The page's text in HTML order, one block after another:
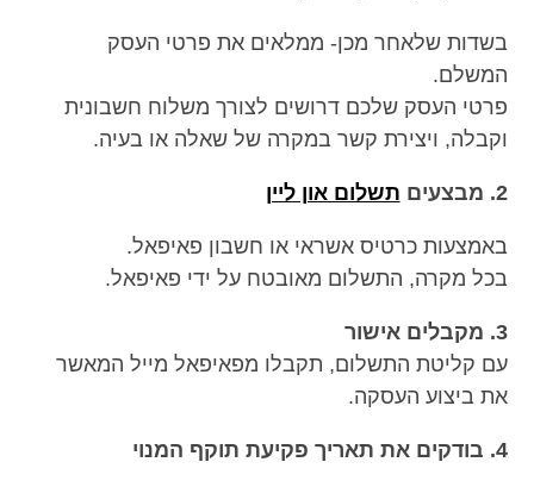
בשדות שלאחר מכן- ממלאים את פרטי העסק
המשלם.
פרטי העסק שלכם דרושים לצורך משלוח חשבונית
וקבלה, ויצירת קשר במקרה של שאלה או בעיה.
2. מבצעים תשלום און ליין
באמצעות כרטיס אשראי או חשבון פאיפאל.
בכל מקרה, התשלום מאובטח על ידי פאיפאל.
3. מקבלים אישור
עם קליטת התשלום, תקבלו מפאיפאל מייל המאשר
את ביצוע העסקה.
4. בודקים את תאריך פקיעת תוקף המנוי